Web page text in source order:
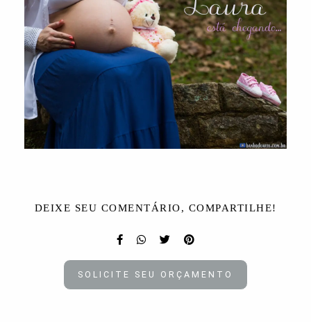
DEIXE SEU COMENTÁRIO, COMPARTILHE!
SOLICITE SEU ORÇAMENTO